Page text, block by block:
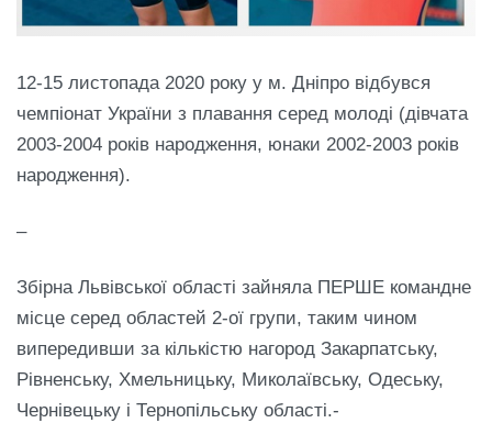
12-15 листопада 2020 року у м. Дніпро відбувся
чемпіонат України з плавання серед молоді (дівчата
2003-2004 років народження, юнаки 2002-2003 років
народження).
–
Збірна Львівської області зайняла ПЕРШЕ командне
місце серед областей 2-ої групи, таким чином
випередивши за кількістю нагород Закарпатську,
Рівненську, Хмельницьку, Миколаївську, Одеську,
Чернівецьку і Тернопільську області.-